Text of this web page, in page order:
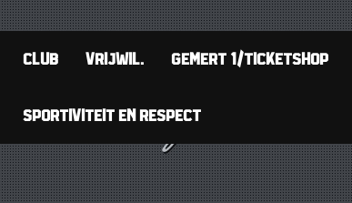
CLUB VRIJWIL. GEMERT 1/TICKETSHOP
SPORTIVITEIT EN RESPECT